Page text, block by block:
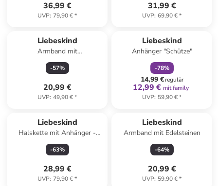
36,99 €
UVP: 79,90 €*
31,99 €
UVP: 69,90 €*
Liebeskind
Armband mit
Schmuckelement
-57%
20,99 €
UVP: 49,90 €*
Liebeskind
Anhänger "Schütze"
-78%
14,99 €regulär
12,99 € mit family
UVP: 59,90 €*
Liebeskind
Halskette mit Anhänger -
(L)45 cm
-63%
28,99 €
UVP: 79,90 €*
Liebeskind
Armband mit Edelsteinen
-64%
20,99 €
UVP: 59,90 €*